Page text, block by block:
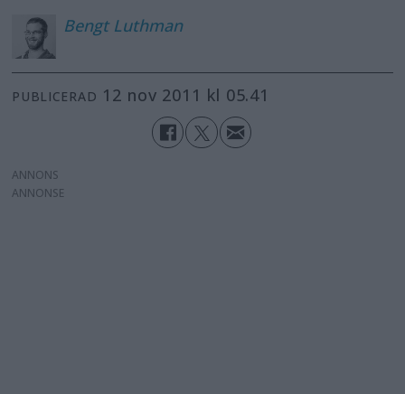
Bengt Luthman
PUBLICERAD 12 nov 2011 kl 05.41
ANNONS